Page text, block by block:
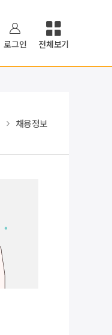
로그인 전체보기
채용정보